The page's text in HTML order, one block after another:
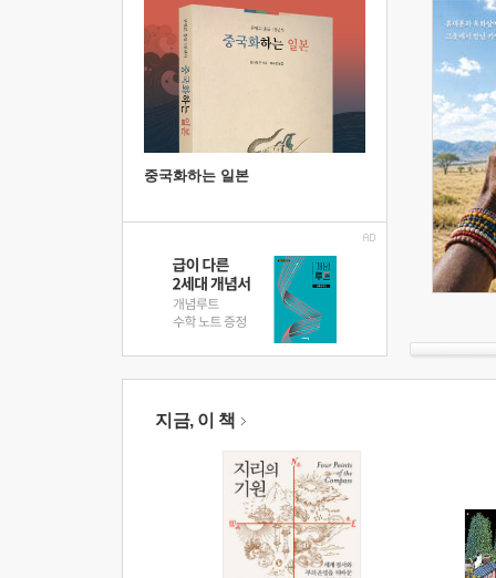
중국화하는 일본
지금, 이 책